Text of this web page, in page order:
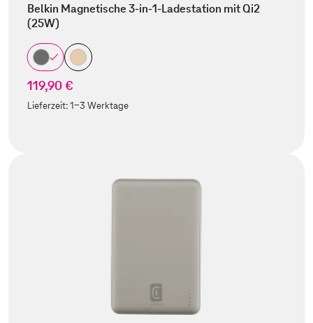
Belkin Magnetische 3-in-1-Ladestation mit Qi2
(25W)
119,90 €
Lieferzeit:1-3 Werktage